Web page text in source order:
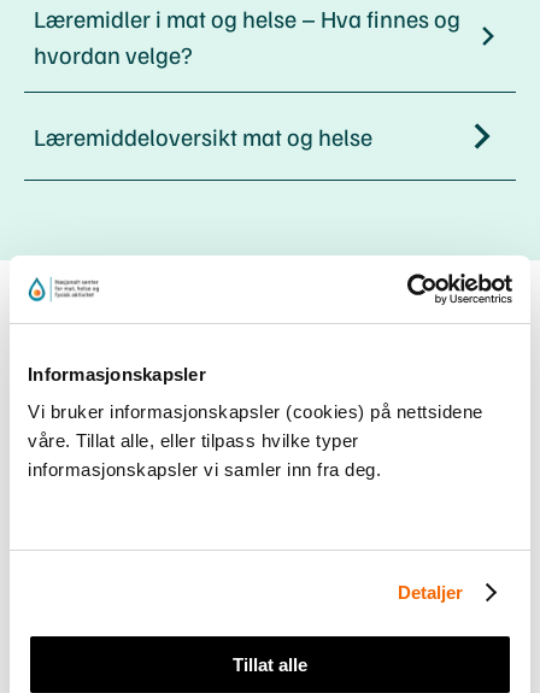
Informasjonskapsler
Vi bruker informasjonskapsler (cookies) på nettsidene
våre. Tillat alle, eller tilpass hvilke typer
informasjonskapsler vi samler inn fra deg.
Detaljer
Tillat alle
Læremidler i mat og helse – Hva finnes og
hvordan velge?
Læremiddeloversikt mat og helse
Nyttige nettsider
Webinar om læremidler i mat og helse
Læreplan i mat og helse (udir.no)